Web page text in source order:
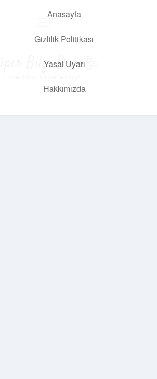
Anasayfa
Gizlilik Politikası
Yasal Uyarı
Hakkımızda
Süper Bilgi Durağı